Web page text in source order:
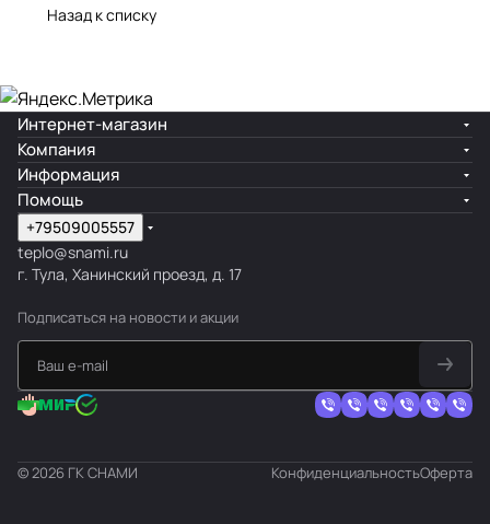
Назад к списку
Интернет-магазин
Компания
Информация
Помощь
+79509005557
teplo@snami.ru
г. Тула, Ханинский проезд, д. 17
Подписаться на новости и акции
© 2026 ГК СНАМИ КонфиденциальностьОферта